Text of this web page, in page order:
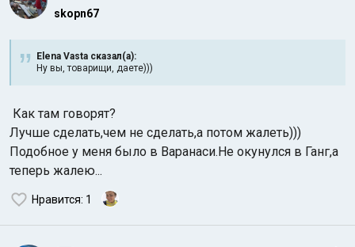
skopn67
Elena Vasta сказал(а):
Ну вы, товарищи, даете)))
Как там говорят?
Лучше сделать,чем не сделать,а потом жалеть)))
Подобное у меня было в Варанаси.Не окунулся в Ганг,а
теперь жалею...
Нравится: 1